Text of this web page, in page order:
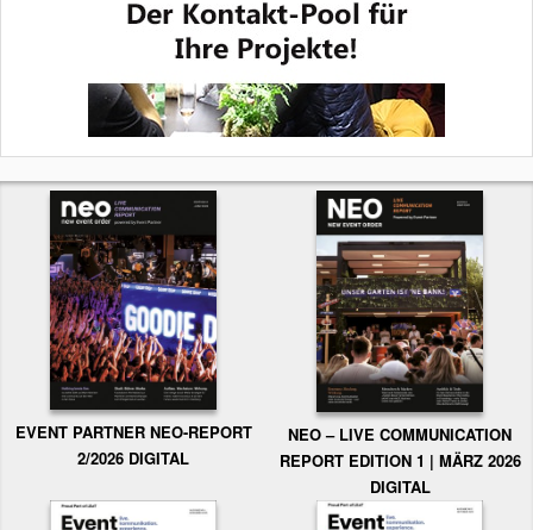
EVENT PARTNER NEO-REPORT
2/2026 DIGITAL
NEO – LIVE COMMUNICATION
REPORT EDITION 1 | MÄRZ 2026
DIGITAL